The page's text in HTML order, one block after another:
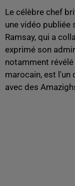
Le célèbre chef
une vidéo publiée
Ramsay, qui a
exprimé son
notamment
marocain, est l'un
avec des